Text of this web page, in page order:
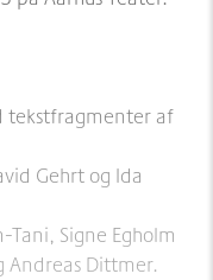
tekstfragmenter af
Gehrt og Ida
Signe Egholm
Andreas Dittmer.